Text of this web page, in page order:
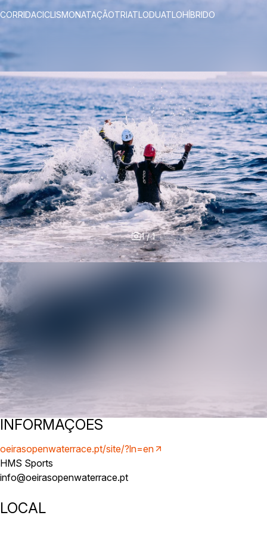
CORRIDACICLISMONATAÇÃOTRIATLODUATLOHÍBRIDO
1/1
INFORMAÇÕES
oeirasopenwaterrace.pt/site/?ln=en
HMS Sports
info@oeirasopenwaterrace.pt
LOCAL